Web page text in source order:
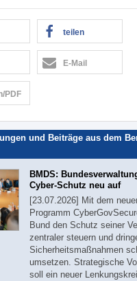
teilen
E-Mail
PDF
und Beiträge aus dem
BMDS:
Cyber-Schutz neu auf
[23.07.2026] Mit dem
Programm
Bund den Schutz seiner
zentraler steuern und
Sicherheitsmaßnahmen
umsetzen. Strategische
soll ein neuer